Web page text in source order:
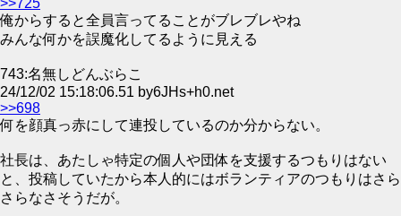
>>725
俺からすると全員言ってることがブレブレやね
みんな何かを誤魔化してるように見える
743:名無しどんぶらこ
24/12/02 15:18:06.51 by6JHs+h0.net
>>698
何を顔真っ赤にして連投しているのか分からない。
社長は、あたしゃ特定の個人や団体を支援するつもりはない
と、投稿していたから本人的にはボランティアのつもりはさら
さらなさそうだが。